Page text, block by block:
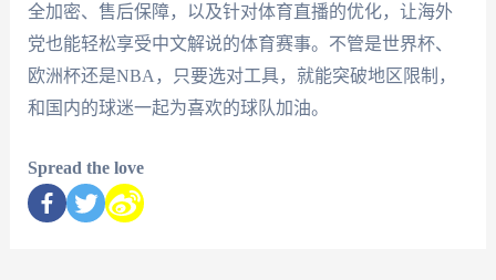
全加密、售后保障，以及针对体育直播的优化，让海外
党也能轻松享受中文解说的体育赛事。不管是世界杯、
欧洲杯还是NBA，只要选对工具，就能突破地区限制，
和国内的球迷一起为喜欢的球队加油。
Spread the love